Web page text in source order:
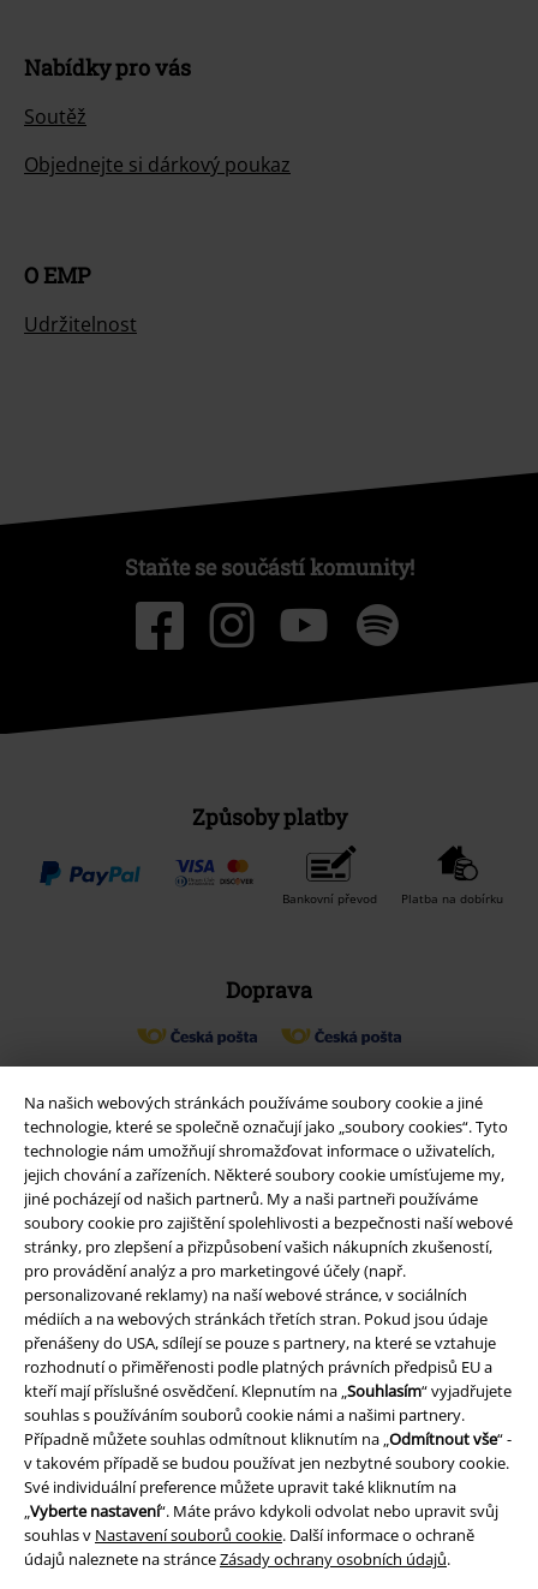
Na našich webových stránkách používáme soubory cookie a jiné
technologie, které se společně označují jako „soubory cookies“. Tyto
technologie nám umožňují shromažďovat informace o uživatelích,
jejich chování a zařízeních. Některé soubory cookie umísťujeme my,
jiné pocházejí od našich partnerů. My a naši partneři používáme
soubory cookie pro zajištění spolehlivosti a bezpečnosti naší webové
stránky, pro zlepšení a přizpůsobení vašich nákupních zkušeností,
pro provádění analýz a pro marketingové účely (např.
personalizované reklamy) na naší webové stránce, v sociálních
médiích a na webových stránkách třetích stran. Pokud jsou údaje
přenášeny do USA, sdílejí se pouze s partnery, na které se vztahuje
rozhodnutí o přiměřenosti podle platných právních předpisů EU a
kteří mají příslušné osvědčení. Klepnutím na „Souhlasím“ vyjadřujete
souhlas s používáním souborů cookie námi a našimi partnery.
Případně můžete souhlas odmítnout kliknutím na „Odmítnout vše“ -
v takovém případě se budou používat jen nezbytné soubory cookie.
Své individuální preference můžete upravit také kliknutím na
„Vyberte nastavení“. Máte právo kdykoli odvolat nebo upravit svůj
souhlas v Nastavení souborů cookie. Další informace o ochraně
údajů naleznete na stránceZásady ochrany osobních údajů.
Nabídky pro vás
Soutěž
Objednejte si dárkový poukaz
O EMP
Udržitelnost
Staňte se součástí komunity!
Způsoby platby
Bankovní převod Platba na dobírku
Doprava
EMP aplikaci
Stáhněte si novou EMP aplikaci zdarma a využijte všechny nové
funkce a výhody!
A Warner Music Group Company